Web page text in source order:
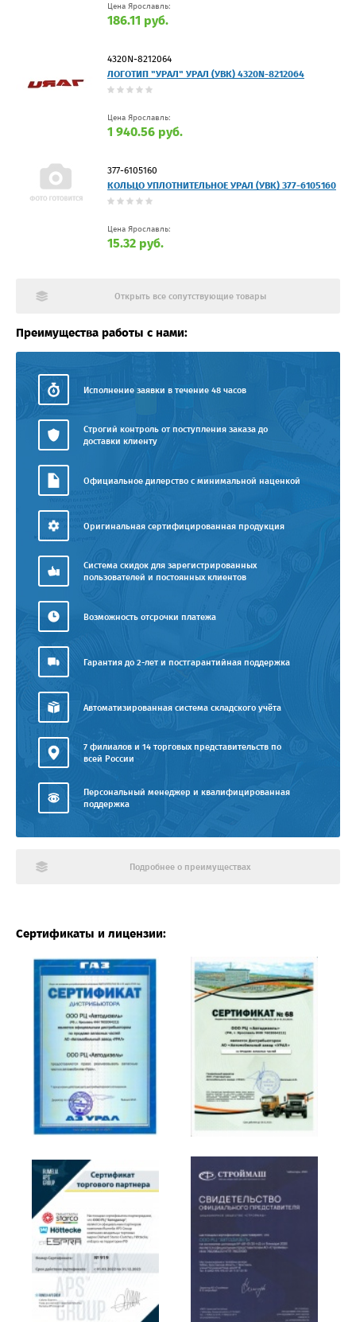
Цена Ярославль:
186.11 руб.
4320N-8212064
ЛОГОТИП "УРАЛ" УРАЛ (УВК) 4320N-8212064
Цена Ярославль:
1 940.56 руб.
377-6105160
КОЛЬЦО УПЛОТНИТЕЛЬНОЕ УРАЛ (УВК) 377-6105160
Цена Ярославль:
15.32 руб.
Открыть все сопутствующие товары
Преимущества работы с нами:
Исполнение заявки в течение 48 часов
Строгий контроль от поступления заказа до
доставки клиенту
Официальное дилерство с минимальной наценкой
Оригинальная сертифицированная продукция
Система скидок для зарегистрированных
пользователей и постоянных клиентов
Возможность отсрочки платежа
Гарантия до 2-лет и постгарантийная поддержка
Автоматизированная система складского учёта
7 филиалов и 14 торговых представительств по
всей России
Персональный менеджер и квалифицированная
поддержка
Подробнее о преимуществах
Сертификаты и лицензии: